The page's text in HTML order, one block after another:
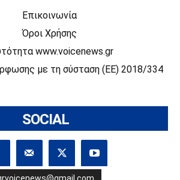
Επικοινωνία
Όροι Χρήσης
www.voicenews.gr
με τη σύσταση (ΕΕ) 2018/334
SOCIAL